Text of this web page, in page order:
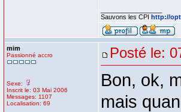
Sauvons les CPI http://
mim
Passionné accro
Sexe:
Inscrit le: 03 Mai 2006
Messages: 1107
Localisation: 69
Posté le:
Bon, ok,
mais